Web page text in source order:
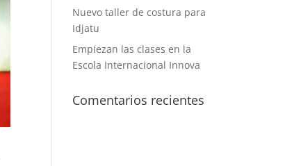
Nuevo taller de costura para
Idjatu
Empiezan las clases en la
Escola Internacional Innova
Comentarios recientes